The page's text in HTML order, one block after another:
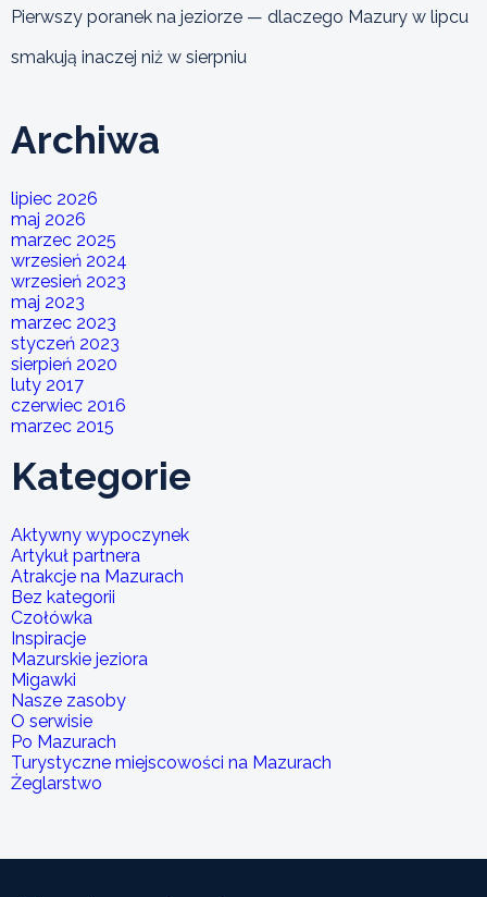
Pierwszy poranek na jeziorze — dlaczego Mazury w lipcu
smakują inaczej niż w sierpniu
Archiwa
lipiec 2026
maj 2026
marzec 2025
wrzesień 2024
wrzesień 2023
maj 2023
marzec 2023
styczeń 2023
sierpień 2020
luty 2017
czerwiec 2016
marzec 2015
Kategorie
Aktywny wypoczynek
Artykuł partnera
Atrakcje na Mazurach
Bez kategorii
Czołówka
Inspiracje
Mazurskie jeziora
Migawki
Nasze zasoby
O serwisie
Po Mazurach
Turystyczne miejscowości na Mazurach
Żeglarstwo